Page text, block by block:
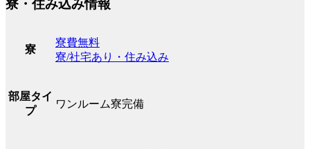
寮・住み込み情報
寮
寮費無料
寮/社宅あり・住み込み
部屋タイ
プ
ワンルーム寮完備